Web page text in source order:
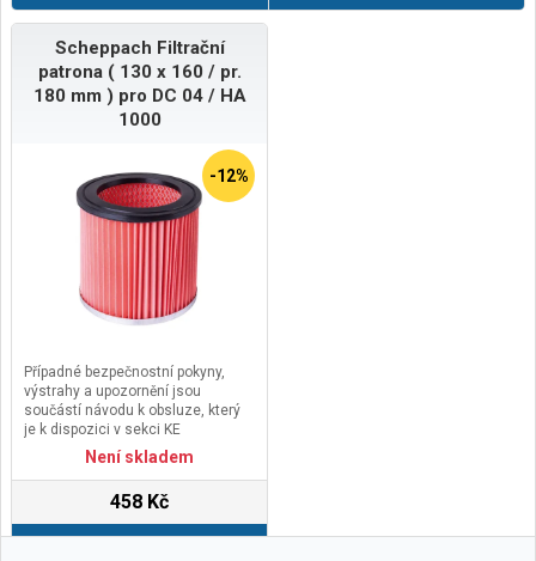
Scheppach Filtrační
patrona ( 130 x 160 / pr.
180 mm ) pro DC 04 / HA
1000
-12%
Případné bezpečnostní pokyny,
výstrahy a upozornění jsou
součástí návodu k obsluze, který
je k dispozici v sekci KE
STAŽENÍ.Kontaktní údaje výrobce /
dovozce / zplnomocněného
GmbHGünzburger Str. 69, 89335
Ichenhausen, Germanyemail:
Není skladem
458 Kč